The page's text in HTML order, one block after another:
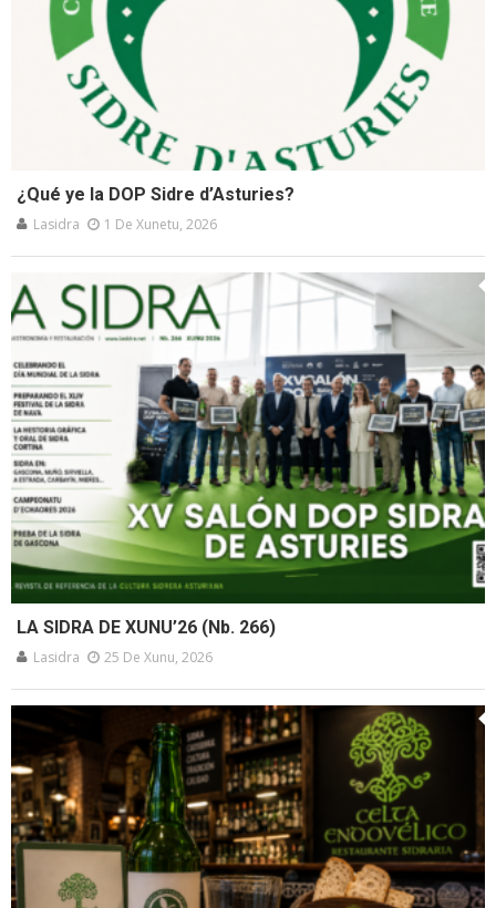
¿Qué ye la DOP Sidre d’Asturies?
Lasidra 1 De Xunetu, 2026
LA SIDRA DE XUNU’26 (Nb. 266)
Lasidra 25 De Xunu, 2026